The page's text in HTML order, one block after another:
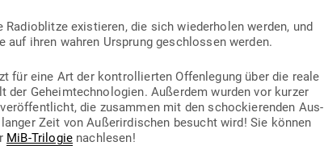
exis­tieren, die sich wie­der­holen werden, und
ihren wahren Ursprung geschlossen werden.
für eine Art der kon­trol­lierten Offen­legung über die reale
der Geheim­tech­no­logien. Außerdem wurden vor kurzer
die zusammen mit den scho­ckie­renden Aus­
Zeit von Außer­ir­di­schen besucht wird! Sie können
MiB-Tri­logie nachlesen!